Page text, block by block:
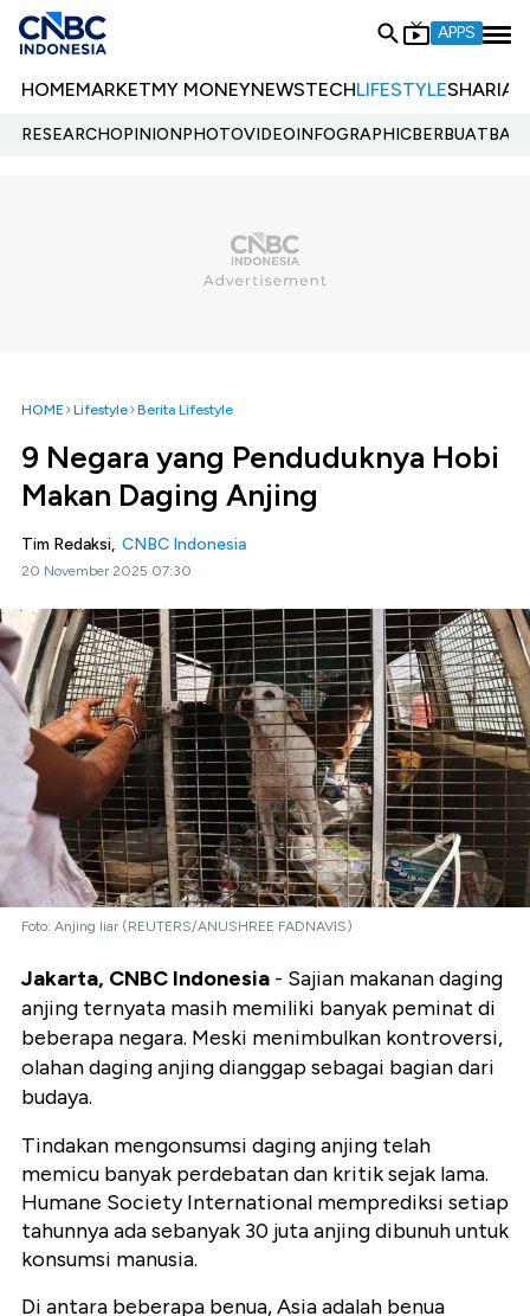
APPS
HOMEMARKETMY MONEYNEWSTECHLIFESTYLESHARIA
RESEARCHOPINIONPHOTOVIDEOINFOGRAPHIC
HOME Lifestyle Berita Lifestyle
9 Negara yang Penduduknya Hobi
Makan Daging Anjing
Tim Redaksi, CNBC Indonesia
20 November 2025 07:30
Foto: Anjing liar (REUTERS/ANUSHREE FADNAVIS)
Jakarta, CNBC Indonesia - Sajian makanan daging
anjing ternyata masih memiliki banyak peminat di
beberapa negara. Meski menimbulkan kontroversi,
olahan daging anjing dianggap sebagai bagian dari
budaya.
Tindakan mengonsumsi daging anjing telah
memicu banyak perdebatan dan kritik sejak lama.
Humane Society International memprediksi setiap
tahunnya ada sebanyak 30 juta anjing dibunuh untuk
konsumsi manusia.
Di antara beberapa benua, Asia adalah benua